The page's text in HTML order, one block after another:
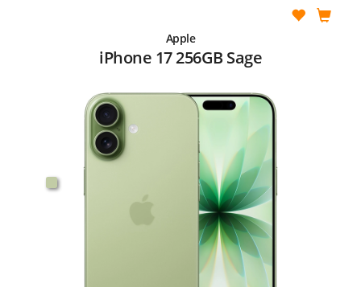
Apple
iPhone 17 256GB Sage